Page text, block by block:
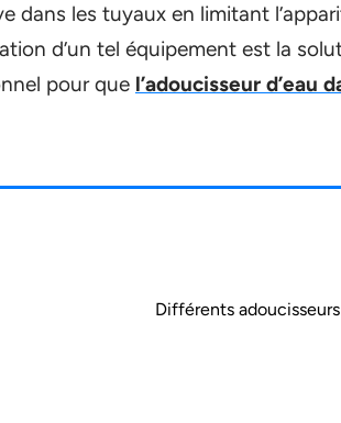
dans les tuyaux en limitant
d’un tel équipement est la
pour que l’adoucisseur d’eau
Différents adoucisseurs